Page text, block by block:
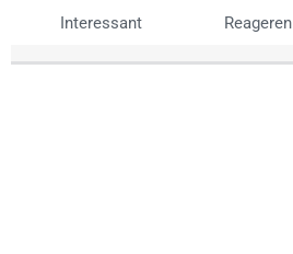
Interessant Reageren